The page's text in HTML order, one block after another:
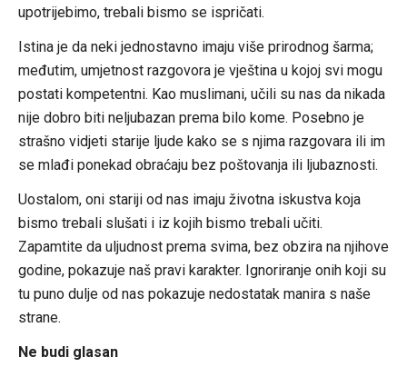
upotrijebimo, trebali bismo se ispričati.
Istina je da neki jednostavno imaju više prirodnog šarma;
međutim, umjetnost razgovora je vještina u kojoj svi mogu
postati kompetentni. Kao muslimani, učili su nas da nikada
nije dobro biti neljubazan prema bilo kome. Posebno je
strašno vidjeti starije ljude kako se s njima razgovara ili im
se mlađi ponekad obraćaju bez poštovanja ili ljubaznosti.
Uostalom, oni stariji od nas imaju životna iskustva koja
bismo trebali slušati i iz kojih bismo trebali učiti.
Zapamtite da uljudnost prema svima, bez obzira na njihove
godine, pokazuje naš pravi karakter. Ignoriranje onih koji su
tu puno dulje od nas pokazuje nedostatak manira s naše
strane.
Ne budi glasan